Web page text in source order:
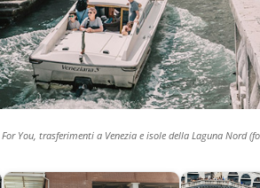
For You, trasferimenti a Venezia e isole della Laguna Nord